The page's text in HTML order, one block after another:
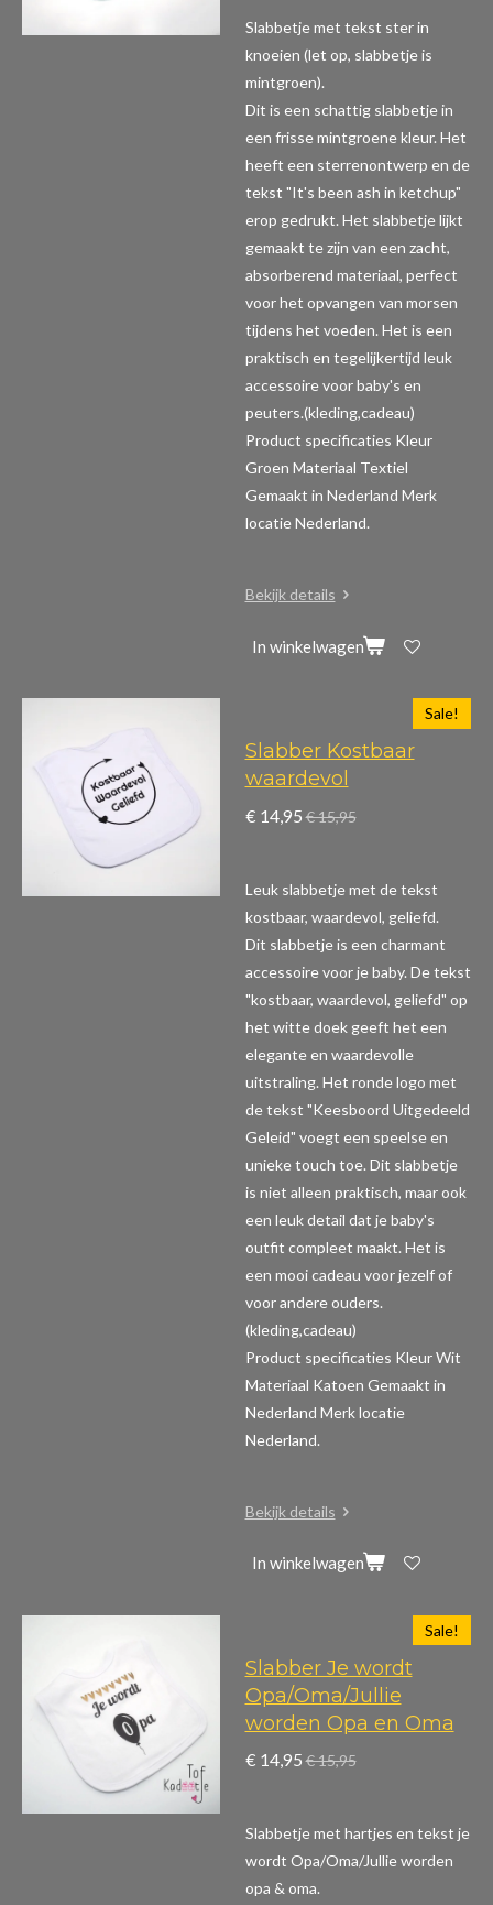
Slabbetje met tekst ster in
knoeien (let op, slabbetje is
mintgroen).
Dit is een schattig slabbetje in
een frisse mintgroene kleur. Het
heeft een sterrenontwerp en de
tekst "It's been ash in ketchup"
erop gedrukt. Het slabbetje lijkt
gemaakt te zijn van een zacht,
absorberend materiaal, perfect
voor het opvangen van morsen
tijdens het voeden. Het is een
praktisch en tegelijkertijd leuk
accessoire voor baby's en
peuters.(kleding,cadeau)
Product specificaties Kleur
Groen Materiaal Textiel
Gemaakt in Nederland Merk
locatie Nederland.
Bekijk details
In winkelwagen
Sale!
Slabber Kostbaar
waardevol
€ 14,95 € 15,95
Leuk slabbetje met de tekst
kostbaar, waardevol, geliefd.
Dit slabbetje is een charmant
accessoire voor je baby. De tekst
"kostbaar, waardevol, geliefd" op
het witte doek geeft het een
elegante en waardevolle
uitstraling. Het ronde logo met
de tekst "Keesboord Uitgedeeld
Geleid" voegt een speelse en
unieke touch toe. Dit slabbetje
is niet alleen praktisch, maar ook
een leuk detail dat je baby's
outfit compleet maakt. Het is
een mooi cadeau voor jezelf of
voor andere ouders.
(kleding,cadeau)
Product specificaties Kleur Wit
Materiaal Katoen Gemaakt in
Nederland Merk locatie
Nederland.
Bekijk details
In winkelwagen
Sale!
Slabber Je wordt
Opa/Oma/Jullie
worden Opa en Oma
€ 14,95 € 15,95
Slabbetje met hartjes en tekst je
wordt Opa/Oma/Jullie worden
opa & oma.